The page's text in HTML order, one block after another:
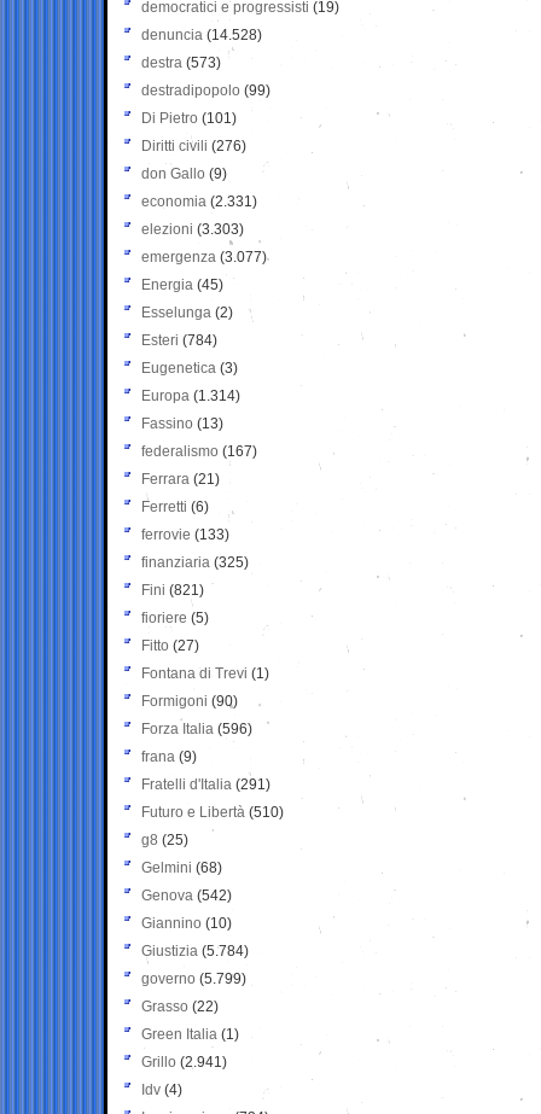
democratici e progressisti (19)
denuncia (14.528)
destra (573)
destradipopolo (99)
Di Pietro (101)
Diritti civili (276)
don Gallo (9)
economia (2.331)
elezioni (3.303)
emergenza (3.077)
Energia (45)
Esselunga (2)
Esteri (784)
Eugenetica (3)
Europa (1.314)
Fassino (13)
federalismo (167)
Ferrara (21)
Ferretti (6)
ferrovie (133)
finanziaria (325)
Fini (821)
fioriere (5)
Fitto (27)
Fontana di Trevi (1)
Formigoni (90)
Forza Italia (596)
frana (9)
Fratelli d'Italia (291)
Futuro e Libertà (510)
g8 (25)
Gelmini (68)
Genova (542)
Giannino (10)
Giustizia (5.784)
governo (5.799)
Grasso (22)
Green Italia (1)
Grillo (2.941)
Idv (4)